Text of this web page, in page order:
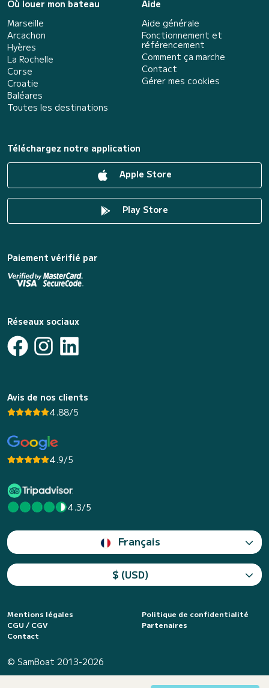
Où louer mon bateau
Marseille
Arcachon
Hyères
La Rochelle
Corse
Croatie
Baléares
Toutes les destinations
Aide
Aide générale
Fonctionnement et
référencement
Comment ça marche
Contact
Gérer mes cookies
Téléchargez notre application
Apple Store
Play Store
Paiement vérifié par
Réseaux sociaux
Avis de nos clients
4.88/5
4.9/5
4.3/5
Français
$ (USD)
Mentions légales
Politique de confidentialité
CGU / CGV
Partenaires
Contact
© SamBoat 2013-2026